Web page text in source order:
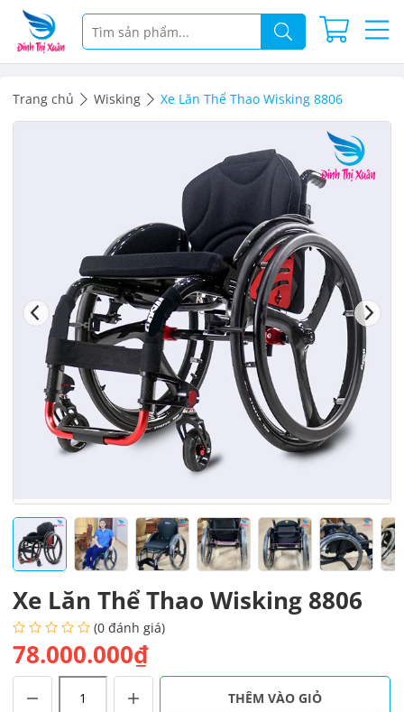
Trang chủ Wisking Xe Lăn Thể Thao Wisking 8806
Xe Lăn Thể Thao Wisking 8806
(0 đánh giá)
78.000.000₫
THÊM VÀO GIỎ